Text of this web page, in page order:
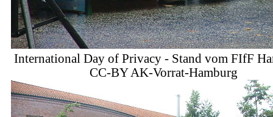
International Day of Privacy - Stand vom FIfF
CC-BY AK-Vorrat-Hamburg